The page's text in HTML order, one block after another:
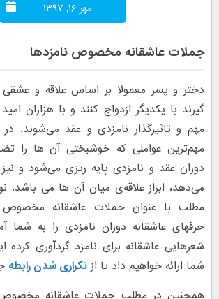
مهر ۱۶, ۱۳۹۷
جملات عاشقانه مخصوص نامزدها
دختر و پسر معمولا بر اساس علاقه و
گیرند با یکدیگر ازدواج کنند و با هزاران
مهم و تاثیرگذار نامزدی و عقد می‌شوند.
مهم‌ترین عواملی که خوشبختی آن ها را
دوران عقد و نامزدی پایه‌ ریزی می‌شود و
می‌دهد، ابراز علاقه‌ی میان آن‌ ها می باشد.
مطلب با عنوان جملات عاشقانه مخصوص
حرفهای عاشقانه دوران نامزدی را به
شعرهایی عاشقانه برای نامزد گردآوری کرده
شما ارائه خواهیم داد تا از تکراری شدن رابطه
همچنین در مطلب جملات عاشقانه مخصوص